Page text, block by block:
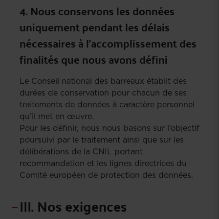
4. Nous conservons les données
uniquement pendant les délais
nécessaires à l’accomplissement des
finalités que nous avons défini
Le Conseil national des barreaux établit des
durées de conservation pour chacun de ses
traitements de données à caractère personnel
qu’il met en œuvre.
Pour les définir, nous nous basons sur l’objectif
poursuivi par le traitement ainsi que sur les
délibérations de la CNIL portant
recommandation et les lignes directrices du
Comité européen de protection des données.
III. Nos exigences